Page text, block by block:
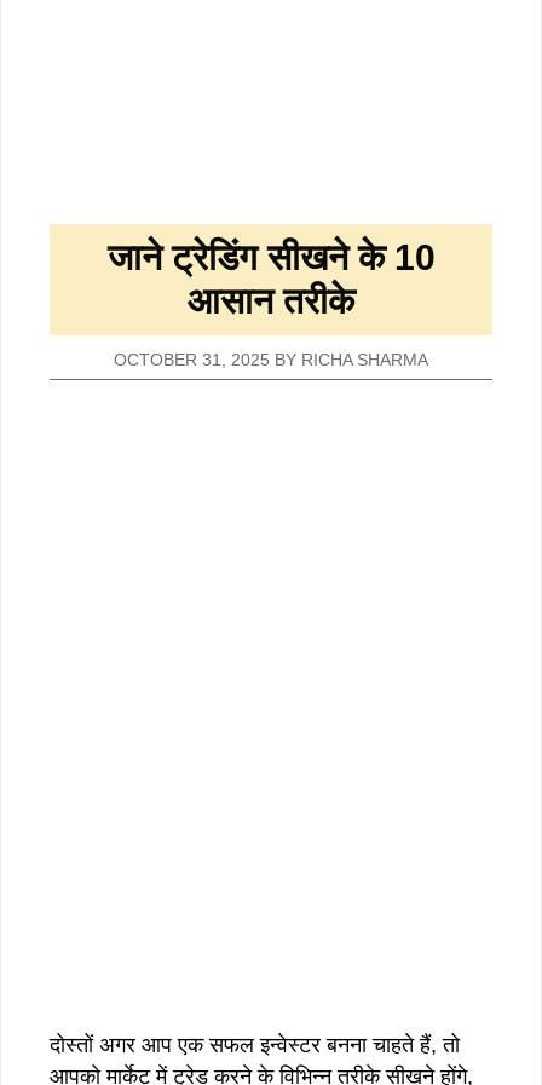
जाने ट्रेडिंग सीखने के 10
आसान तरीके
OCTOBER 31, 2025 BY RICHA SHARMA
दोस्तों अगर आप एक सफल इन्वेस्टर बनना चाहते हैं, तो
आपको मार्केट में ट्रेड करने के विभिन्न तरीके सीखने होंगे,